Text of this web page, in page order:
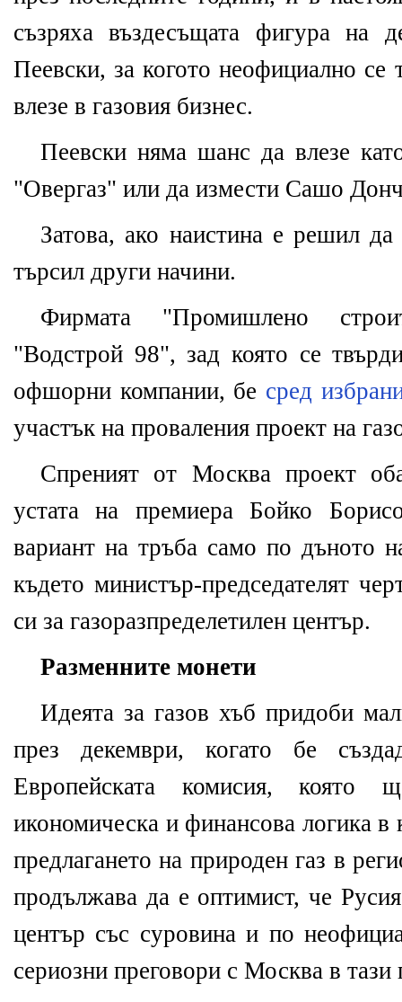
съзряха въздесъщата фигура на
Пеевски, за когото неофициално се
влезе в газовия бизнес.
Пеевски няма шанс да влезе
"Овергаз" или да измести Сашо
Затова, ако наистина е решил
търсил други начини.
Фирмата "Промишлено
"Водстрой 98", зад която се
офшорни компании, бе сред
участък на проваления проект на
Спреният от Москва проект
устата на премиера Бойко
вариант на тръба само по дъното
където министър-председателят
си за газоразпределетилен център.
Разменните монети
Идеята за газов хъб придоби
през декември, когато бе
Европейската комисия, която
икономическа и финансова логика в
предлагането на природен газ в
продължава да е оптимист, че
център със суровина и по
сериозни преговори с Москва в тази